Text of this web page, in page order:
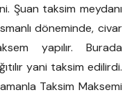
Şuan taksim meydanı
döneminde, civar
yapılır. Burada
yani taksim edilirdi.
Taksim Maksemi